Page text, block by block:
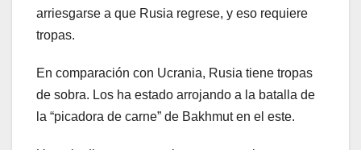
arriesgarse a que Rusia regrese, y eso requiere
tropas.
En comparación con Ucrania, Rusia tiene tropas
de sobra. Los ha estado arrojando a la batalla de
la “picadora de carne” de Bakhmut en el este.